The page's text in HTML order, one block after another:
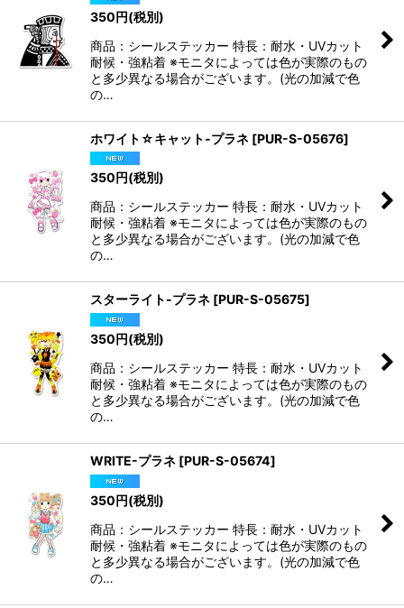
350円(税別)
商品：シールステッカー 特長：耐水・UVカット
耐候・強粘着 ※モニタによっては色が実際のもの
と多少異なる場合がございます。(光の加減で色
の…
ホワイト☆キャット-プラネ [PUR-S-05676]
350円(税別)
商品：シールステッカー 特長：耐水・UVカット
耐候・強粘着 ※モニタによっては色が実際のもの
と多少異なる場合がございます。(光の加減で色
の…
スターライト-プラネ [PUR-S-05675]
350円(税別)
商品：シールステッカー 特長：耐水・UVカット
耐候・強粘着 ※モニタによっては色が実際のもの
と多少異なる場合がございます。(光の加減で色
の…
WRITE-プラネ [PUR-S-05674]
350円(税別)
商品：シールステッカー 特長：耐水・UVカット
耐候・強粘着 ※モニタによっては色が実際のもの
と多少異なる場合がございます。(光の加減で色
の…